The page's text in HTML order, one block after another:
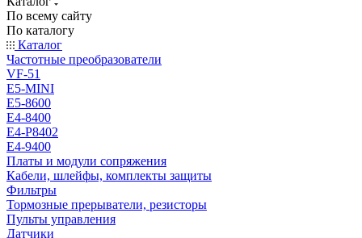
По всему сайту
По каталогу
Каталог
Частотные преобразователи
VF-51
E5-MINI
Е5-8600
E4-8400
Е4-P8402
Е4-9400
Платы и модули сопряжения
Кабели, шлейфы, комплекты защиты
Фильтры
Тормозные прерыватели, резисторы
Пульты управления
Датчики